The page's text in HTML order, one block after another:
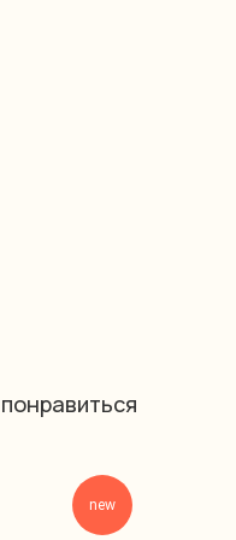
new